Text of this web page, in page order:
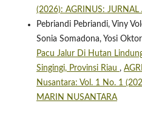
(2026): AGRINUS:
Pebriandi Pebriandi, Viny
Sonia Somadona, Yosi
Pacu Jalur Di Hutan
Singingi, Provinsi Riau ,
Nusantara: Vol. 1 No. 1
MARIN NUSANTARA